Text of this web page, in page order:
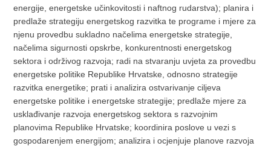
energije, energetske učinkovitosti i naftnog rudarstva); planira i
predlaže strategiju energetskog razvitka te programe i mjere za
njenu provedbu sukladno načelima energetske strategije,
načelima sigurnosti opskrbe, konkurentnosti energetskog
sektora i održivog razvoja; radi na stvaranju uvjeta za provedbu
energetske politike Republike Hrvatske, odnosno strategije
razvitka energetike; prati i analizira ostvarivanje ciljeva
energetske politike i energetske strategije; predlaže mjere za
usklađivanje razvoja energetskog sektora s razvojnim
planovima Republike Hrvatske; koordinira poslove u vezi s
gospodarenjem energijom; analizira i ocjenjuje planove razvoja